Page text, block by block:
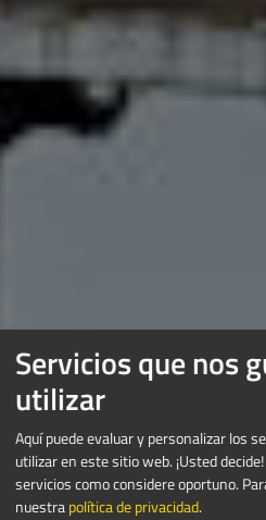
Servicios que nos
utilizar
Aquí puede evaluar y personalizar los
utilizar en este sitio web. ¡Usted
servicios como considere oportuno.
nuestrapolítica de privacidad.